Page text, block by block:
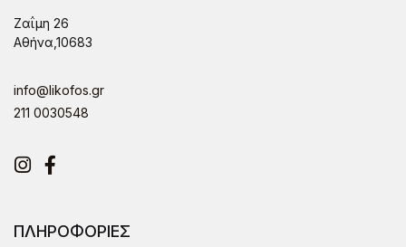
Ζαΐμη 26
Αθήνα,10683
info@likofos.gr
211 0030548
Instagram
Facebook
ΠΛΗΡΟΦΟΡΙΕΣ